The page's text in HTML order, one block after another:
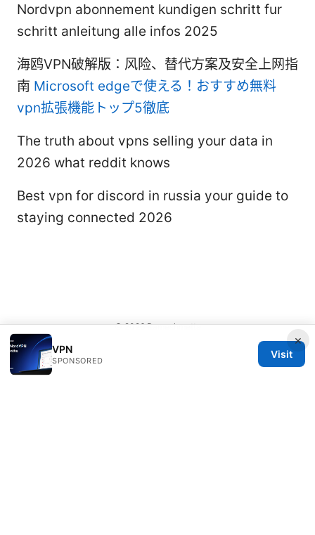
Nordvpn abonnement kundigen schritt fur
schritt anleitung alle infos 2025
海鸥VPN破解版：风险、替代方案及安全上网指
南 Microsoft edgeで使える！おすすめ無料
vpn拡張機能トップ5徹底
The truth about vpns selling your data in
2026 what reddit knows
Best vpn for discord in russia your guide to
staying connected 2026
×
VPN
SPONSORED
Visit
© 2026 Rameshmetta